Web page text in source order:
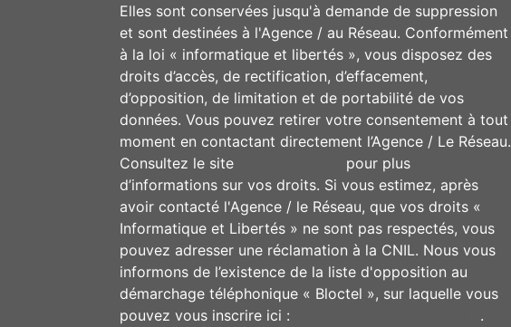
Elles sont conservées jusqu'à demande de suppression
et sont destinées à l'Agence / au Réseau. Conformément
à la loi « informatique et libertés », vous disposez des
droits d’accès, de rectification, d’effacement,
d’opposition, de limitation et de portabilité de vos
données. Vous pouvez retirer votre consentement à tout
moment en contactant directement l’Agence / Le Réseau.
Consultez le site
pour plus
d’informations sur vos droits. Si vous estimez, après
avoir contacté l'Agence / le Réseau, que vos droits «
Informatique et Libertés » ne sont pas respectés, vous
pouvez adresser une réclamation à la CNIL. Nous vous
informons de l’existence de la liste d'opposition au
démarchage téléphonique « Bloctel », sur laquelle vous
pouvez vous inscrire ici :
.